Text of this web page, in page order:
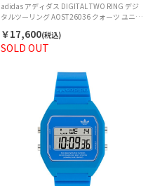
SOLD OUT
adidas アディダス DIGITAL TWO RING デジ
タルツーリング AOST26036 クォーツ ユニセ
￥17,600(税込)